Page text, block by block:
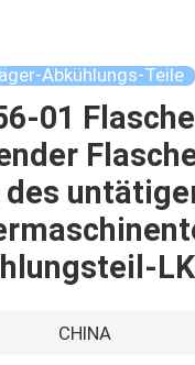
Abkühlungs-Teile
01
CHINA